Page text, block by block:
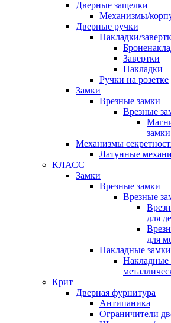
Дверные защелки
Механизмы/
Дверные ручки
Накладки/
Завертки
Накладки
Ручки на розетке
Замки
Врезные замки
Врезные
замки
Механизмы
Латунные
КЛАСС
Замки
Врезные замки
Врезные
для
для
Накладные замки
Накладные
Крит
Дверная фурнитура
Антипаника
Ограничители